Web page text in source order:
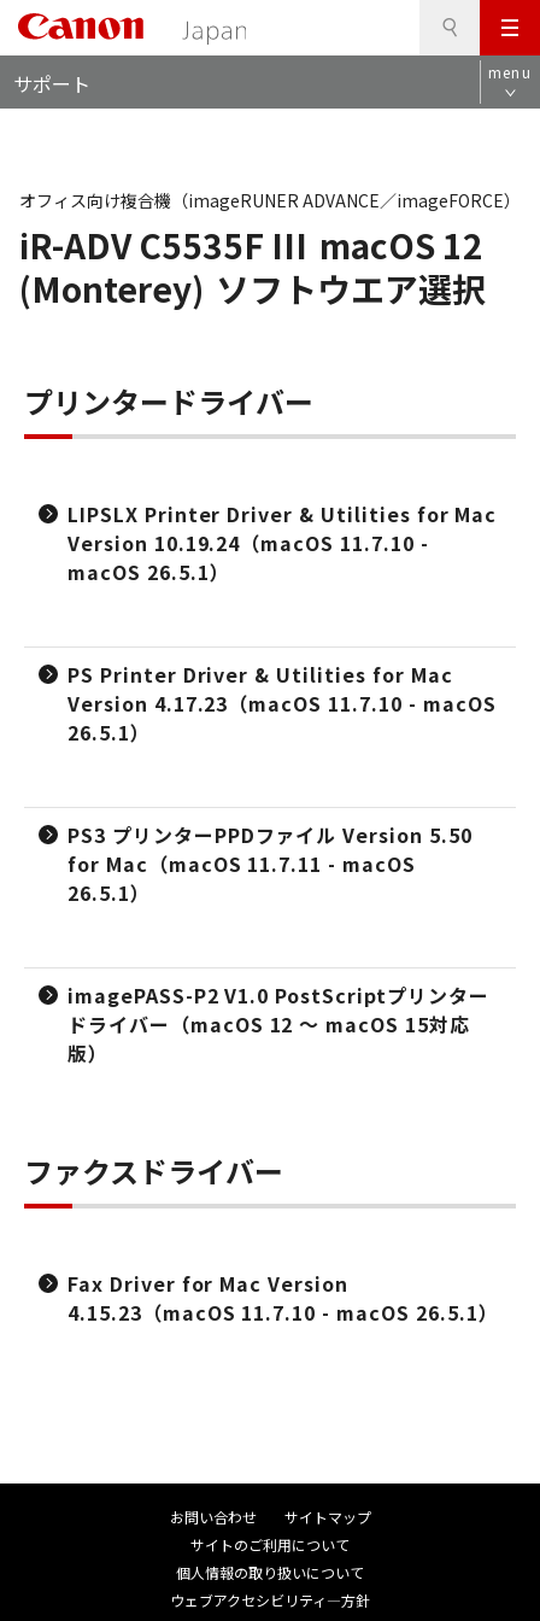
メ
ニ
ュ
サポート menu
iR-ADV C5535F III macOS 12
(Monterey) ソフトウエア選択
オフィス向け複合機（imageRUNER ADVANCE／imageFORCE）
プリンタードライバー
LIPSLX Printer Driver & Utilities for Mac
Version 10.19.24（macOS 11.7.10 -
macOS 26.5.1）
PS Printer Driver & Utilities for Mac
Version 4.17.23（macOS 11.7.10 - macOS
26.5.1）
PS3 プリンターPPDファイル Version 5.50
for Mac（macOS 11.7.11 - macOS
26.5.1）
imagePASS-P2 V1.0 PostScriptプリンター
ドライバー（macOS 12 ～ macOS 15対応
版）
ファクスドライバー
Fax Driver for Mac Version
4.15.23（macOS 11.7.10 - macOS 26.5.1）
お問い合わせ
サイトマップ
サイトのご利用について
個人情報の取り扱いについて
ウェブアクセシビリティ―方針